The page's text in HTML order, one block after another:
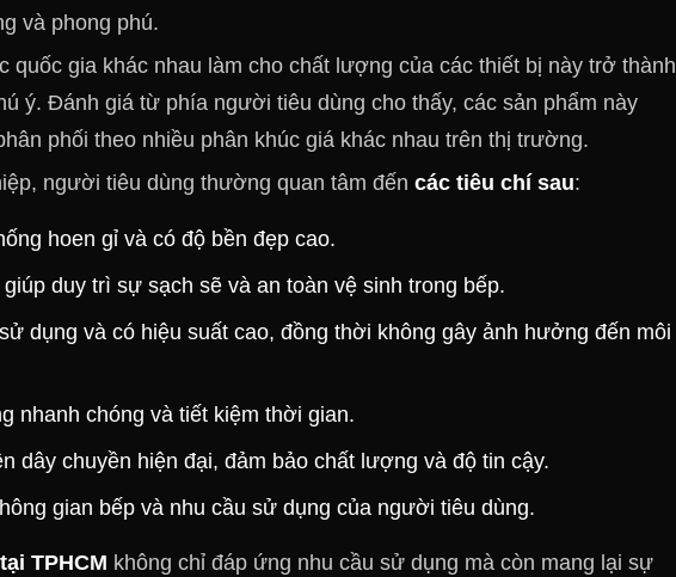
và phong phú.
quốc gia khác nhau làm cho chất lượng của các thiết bị này trở thành
ý. Đánh giá từ phía người tiêu dùng cho thấy, các sản phẩm này
phối theo nhiều phân khúc giá khác nhau trên thị trường.
người tiêu dùng thường quan tâm đến các tiêu chí sau:
hoen gỉ và có độ bền đẹp cao.
duy trì sự sạch sẽ và an toàn vệ sinh trong bếp.
dụng và có hiệu suất cao, đồng thời không gây ảnh hưởng đến môi
nhanh chóng và tiết kiệm thời gian.
dây chuyền hiện đại, đảm bảo chất lượng và độ tin cậy.
gian bếp và nhu cầu sử dụng của người tiêu dùng.
TPHCM không chỉ đáp ứng nhu cầu sử dụng mà còn mang lại sự